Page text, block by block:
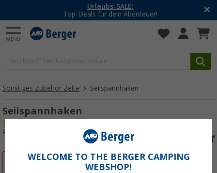
-20% auf Kleidung und Schuhe
Mit dem Aktionscode
Sonstiges Zubehör Zelte Seilspannhaken
Seilspannhaken
Art.-Nr.: 404340
WELCOME TO THE BERGER CAMPING
WEBSHOP!